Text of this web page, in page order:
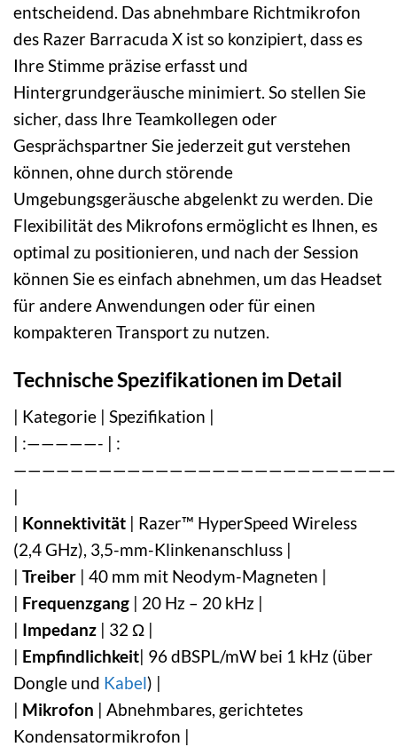
entscheidend. Das abnehmbare Richtmikrofon
des Razer Barracuda X ist so konzipiert, dass es
Ihre Stimme präzise erfasst und
Hintergrundgeräusche minimiert. So stellen Sie
sicher, dass Ihre Teamkollegen oder
Gesprächspartner Sie jederzeit gut verstehen
können, ohne durch störende
Umgebungsgeräusche abgelenkt zu werden. Die
Flexibilität des Mikrofons ermöglicht es Ihnen, es
optimal zu positionieren, und nach der Session
können Sie es einfach abnehmen, um das Headset
für andere Anwendungen oder für einen
kompakteren Transport zu nutzen.
Technische Spezifikationen im Detail
| Kategorie | Spezifikation |
| :—————- | :
|
| Konnektivität | Razer™ HyperSpeed Wireless
(2,4 GHz), 3,5-mm-Klinkenanschluss |
| Treiber | 40 mm mit Neodym-Magneten |
| Frequenzgang | 20 Hz – 20 kHz |
| Impedanz | 32 Ω |
| Empfindlichkeit| 96 dBSPL/mW bei 1 kHz (über
Dongle und Kabel) |
| Mikrofon | Abnehmbares, gerichtetes
Kondensatormikrofon |